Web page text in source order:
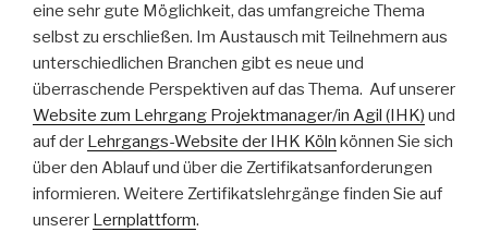
eine sehr gute Möglichkeit, das umfangreiche Thema
selbst zu erschließen. Im Austausch mit Teilnehmern aus
unterschiedlichen Branchen gibt es neue und
überraschende Perspektiven auf das Thema. Auf unserer
Website zum Lehrgang Projektmanager/in Agil (IHK) und
auf der Lehrgangs-Website der IHK Köln können Sie sich
über den Ablauf und über die Zertifikatsanforderungen
informieren. Weitere Zertifikatslehrgänge finden Sie auf
unserer Lernplattform.